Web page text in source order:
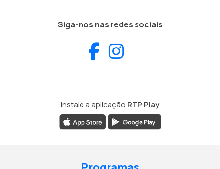
Siga-nos nas redes sociais
Facebook
Instale a aplicação RTP Play